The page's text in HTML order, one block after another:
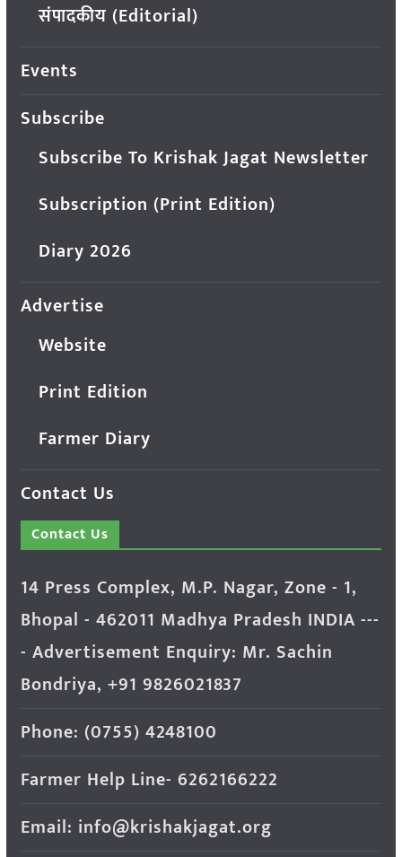
संपादकीय (Editorial)
Events
Subscribe
Subscribe To Krishak Jagat Newsletter
Subscription (Print Edition)
Diary 2026
Advertise
Website
Print Edition
Farmer Diary
Contact Us
Contact Us
14 Press Complex, M.P. Nagar, Zone - 1,
Bhopal - 462011 Madhya Pradesh INDIA ---
- Advertisement Enquiry: Mr. Sachin
Bondriya, +91 9826021837
Phone: (0755) 4248100
Farmer Help Line- 6262166222
Email: info@krishakjagat.org